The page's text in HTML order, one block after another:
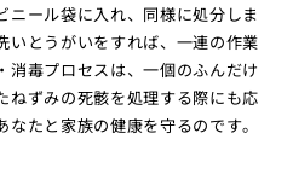
ニール袋に入れ、同様に処分しま
いとうがいをすれば、一連の作業
消毒プロセスは、一個のふんだけ
ねずみの死骸を処理する際にも応
たと家族の健康を守るのです。